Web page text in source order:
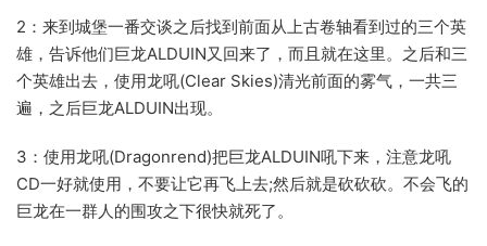
2：来到城堡一番交谈之后找到前面从上古卷轴看到过的三个英
雄，告诉他们巨龙ALDUIN又回来了，而且就在这里。之后和三
个英雄出去，使用龙吼(Clear Skies)清光前面的雾气，一共三
遍，之后巨龙ALDUIN出现。
3：使用龙吼(Dragonrend)把巨龙ALDUIN吼下来，注意龙吼
CD一好就使用，不要让它再飞上去;然后就是砍砍砍。不会飞的
巨龙在一群人的围攻之下很快就死了。